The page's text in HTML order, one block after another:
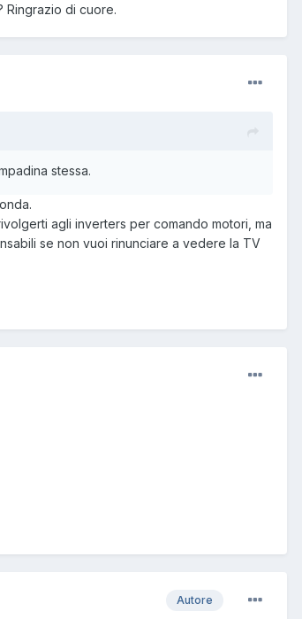
Ringrazio di cuore.
stessa.
agli inverters per comando motori, ma
se non vuoi rinunciare a vedere la TV
Autore